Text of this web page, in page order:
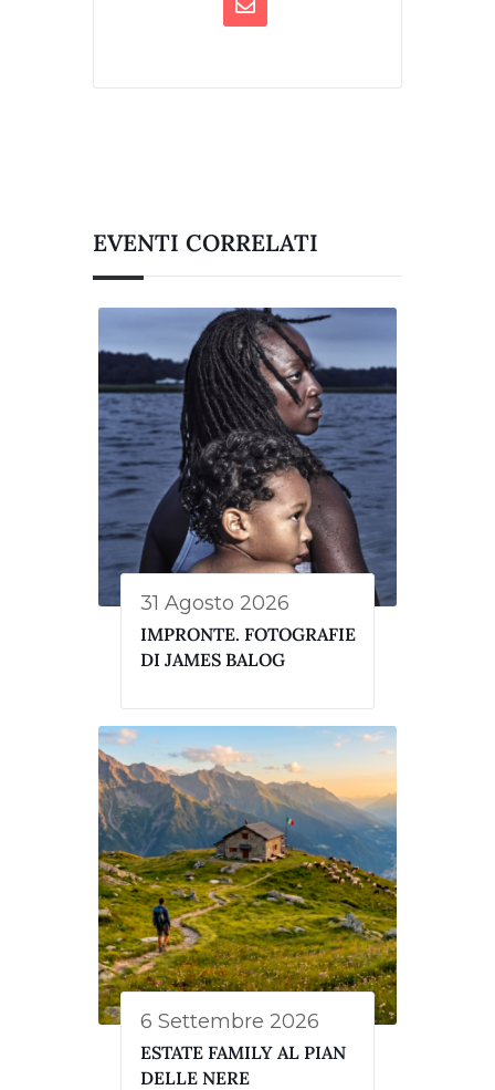
EVENTI CORRELATI
31 Agosto 2026
IMPRONTE. FOTOGRAFIE
DI JAMES BALOG
6 Settembre 2026
ESTATE FAMILY AL PIAN
DELLE NERE